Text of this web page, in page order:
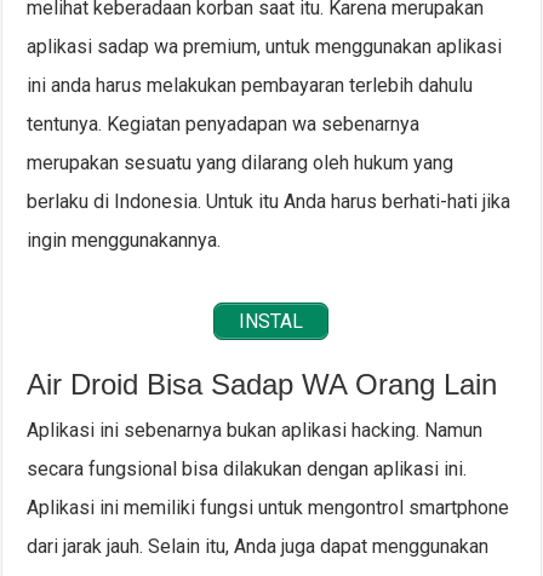
melihat keberadaan korban saat itu. Karena merupakan
aplikasi sadap wa premium, untuk menggunakan aplikasi
ini anda harus melakukan pembayaran terlebih dahulu
tentunya. Kegiatan penyadapan wa sebenarnya
merupakan sesuatu yang dilarang oleh hukum yang
berlaku di Indonesia. Untuk itu Anda harus berhati-hati jika
ingin menggunakannya.
INSTAL
Air Droid Bisa Sadap WA Orang Lain
Aplikasi ini sebenarnya bukan aplikasi hacking. Namun
secara fungsional bisa dilakukan dengan aplikasi ini.
Aplikasi ini memiliki fungsi untuk mengontrol smartphone
dari jarak jauh. Selain itu, Anda juga dapat menggunakan